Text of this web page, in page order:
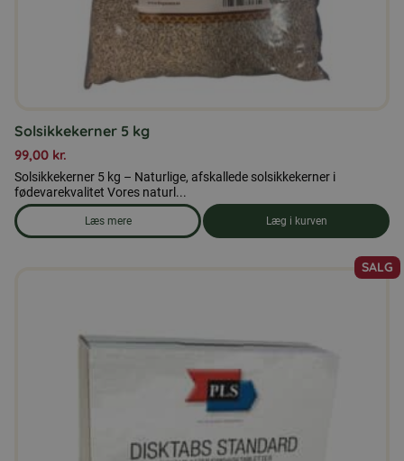
Solsikkekerner 5 kg
99,00 kr.
Solsikkekerner 5 kg – Naturlige, afskallede solsikkekerner i
fødevarekvalitet Vores naturl...
Læs mere
om produkten Solsikkekerner 5 kg
Læg i kurven
SALG